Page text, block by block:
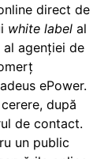
direct de
white label al
agenției de
ePower.
după
de contact.
un public